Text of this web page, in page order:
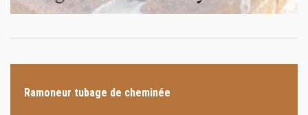
Ramoneur tubage de cheminée